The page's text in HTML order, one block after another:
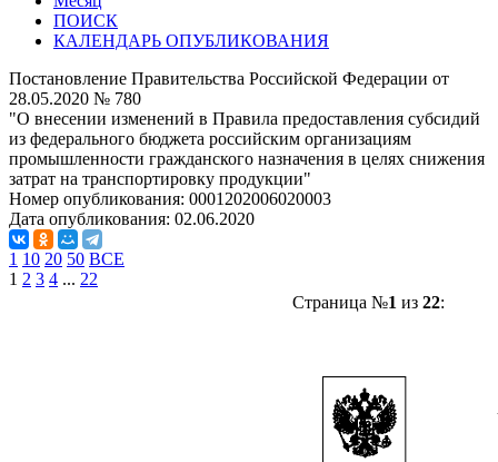
ПОИСК
КАЛЕНДАРЬ ОПУБЛИКОВАНИЯ
Постановление Правительства Российской Федерации от
28.05.2020 № 780
"О внесении изменений в Правила предоставления субсидий
из федерального бюджета российским организациям
промышленности гражданского назначения в целях снижения
затрат на транспортировку продукции"
Номер опубликования: 0001202006020003
Дата опубликования: 02.06.2020
1 10 20 50 ВСЕ
1 2 3 4 ... 22
Страница №1 из 22: